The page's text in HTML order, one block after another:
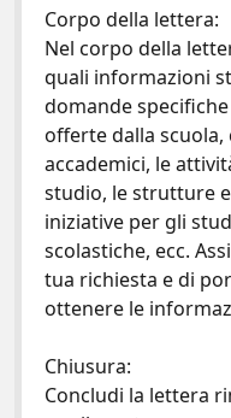
Corpo della lettera:
Nel corpo della
quali informazioni
domande
offerte dalla
accademici, le
studio, le strutture
iniziative per gli
scolastiche, ecc.
tua richiesta e di
ottenere le
Chiusura:
Concludi la lettera